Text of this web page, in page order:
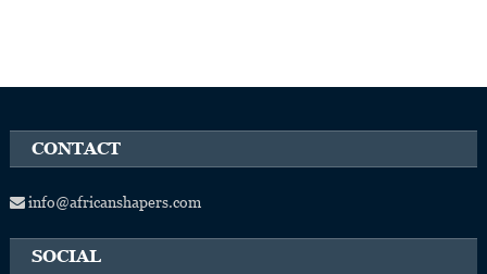
CONTACT
info@africanshapers.com
SOCIAL